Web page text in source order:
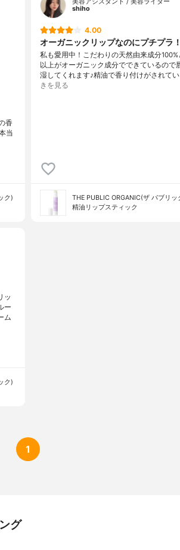
香
当
ク)
shiho
4.00
オーガニックリップなのにプチプラ！
私も愛用中！こだわりの天然由来成分
以上がオーガニック成分でできているので
湿してくれます♪精油で香り付けがされて
きを見る
THE PUBLIC ORGANIC(ザ パブリ
精油リップスティック
ッ
ー
ム
ク)
1
グ